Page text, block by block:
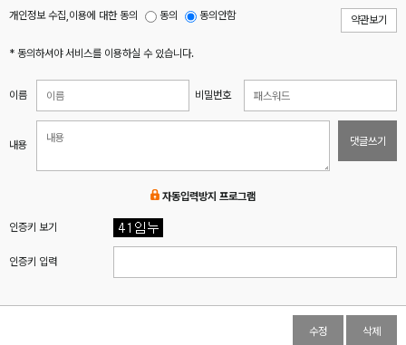
개인정보 수집,이용에 대한 동의 동의 동의안함 약관보기
* 동의하셔야 서비스를 이용하실 수 있습니다.
이름 비밀번호
내용 댓글쓰기
자동입력방지 프로그램
인증키 보기
인증키 입력
수정 삭제